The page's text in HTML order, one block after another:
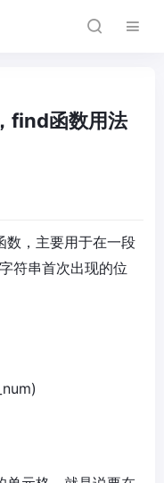
find函数用法
数，主要用于在一段
符串首次出现的位